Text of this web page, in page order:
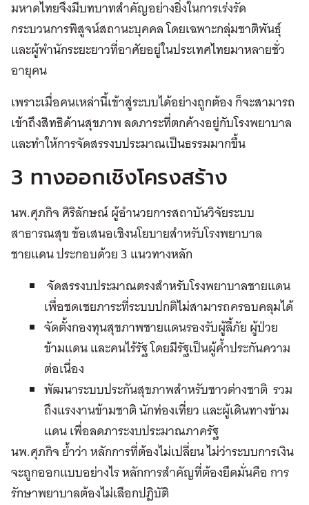
มหาดไทยจึงมีบทบาทสำคัญอย่างยิ่งในการเร่งรัด
กระบวนการพิสูจน์สถานะบุคคล โดยเฉพาะกลุ่มชาติพันธุ์
และผู้พำนักระยะยาวที่อาศัยอยู่ในประเทศไทยมาหลายชั่ว
อายุคน
เพราะเมื่อคนเหล่านี้เข้าสู่ระบบได้อย่างถูกต้อง ก็จะสามารถ
เข้าถึงสิทธิด้านสุขภาพ ลดภาระที่ตกค้างอยู่กับโรงพยาบาล
และทำให้การจัดสรรงบประมาณเป็นธรรมมากขึ้น
3 ทางออกเชิงโครงสร้าง
นพ.ศุภกิจ ศิริลักษณ์ ผู้อำนวยการสถาบันวิจัยระบบ
สาธารณสุข ข้อเสนอเชิงนโยบายสำหรับโรงพยาบาล
ชายแดน ประกอบด้วย 3 แนวทางหลัก
จัดสรรงบประมาณตรงสำหรับโรงพยาบาลชายแดน
เพื่อชดเชยภาระที่ระบบปกติไม่สามารถครอบคลุมได้
จัดตั้งกองทุนสุขภาพชายแดนรองรับผู้ลี้ภัย ผู้ป่วย
ข้ามแดน และคนไร้รัฐ โดยมีรัฐเป็นผู้ค้ำประกันความ
ต่อเนื่อง
พัฒนาระบบประกันสุขภาพสำหรับชาวต่างชาติ รวม
ถึงแรงงานข้ามชาติ นักท่องเที่ยว และผู้เดินทางข้าม
แดน เพื่อลดภาระงบประมาณภาครัฐ
นพ.ศุภกิจ ย้ำว่า หลักการที่ต้องไม่เปลี่ยน ไม่ว่าระบบการเงิน
จะถูกออกแบบอย่างไร หลักการสำคัญที่ต้องยึดมั่นคือ การ
รักษาพยาบาลต้องไม่เลือกปฏิบัติ